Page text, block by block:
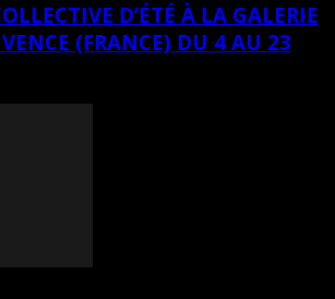
D’ÉTÉ À LA GALERIE
(FRANCE) DU 4 AU 23